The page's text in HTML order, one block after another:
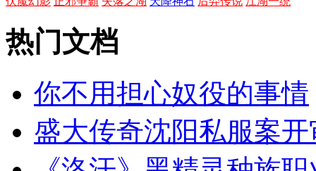
热门文档
你不用担心奴役的事情
盛大传奇沈阳私服案